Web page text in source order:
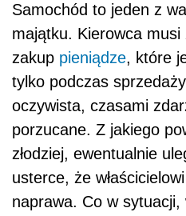
Samochód to jeden z
majątku. Kierowca
zakup pieniądze, które
tylko podczas
oczywista, czasami
porzucane. Z jakiego
złodziej, ewentualnie
usterce, że
naprawa. Co w sytuacji,